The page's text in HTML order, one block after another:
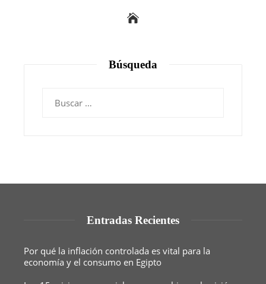
Búsqueda
Entradas Recientes
Por qué la inflación controlada es vital para la
economía y el consumo en Egipto